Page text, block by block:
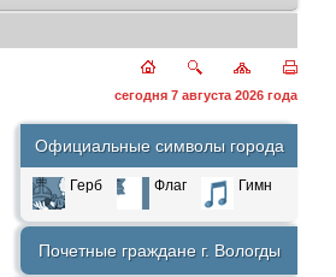
сегодня 7 августа 2026 года
Официальные символы города
Герб Флаг Гимн
Почетные граждане г. Вологды